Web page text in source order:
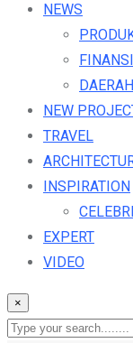
NEWS
DAERAH
NEW
TRAVEL
INSPIRATION
EXPERT
VIDEO
×